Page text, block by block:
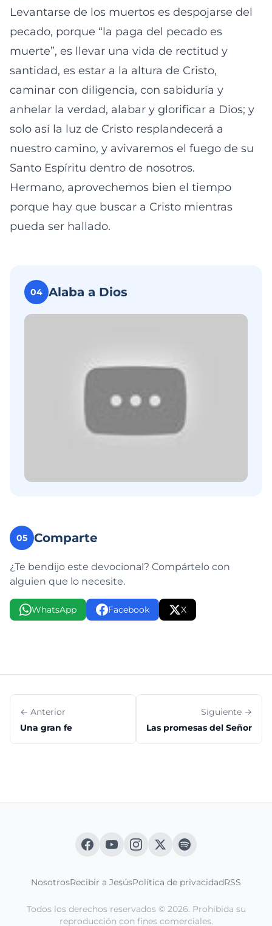
Levantarse de los muertos es despojarse del
pecado, porque “la paga del pecado es
muerte”, es llevar una vida de rectitud y
santidad, es estar a la altura de Cristo,
caminar con diligencia, con sabiduría y
anhelar la verdad, alabar y glorificar a Dios; y
solo así la luz de Cristo resplandecerá a
nuestro camino, y avivaremos el fuego de su
Santo Espíritu dentro de nosotros.
Hermano, aprovechemos bien el tiempo
porque hay que buscar a Cristo mientras
pueda ser hallado.
04 Alaba a Dios
05 Comparte
¿Te bendijo este devocional? Compártelo con
alguien que lo necesite.
WhatsApp Facebook X
← Anterior
Una gran fe
Siguiente →
Las promesas del Señor
NosotrosRecibir a JesúsPolítica de privacidadRSS
Todos los derechos reservados © 2026. Prohibida su
reproducción con fines comerciales.